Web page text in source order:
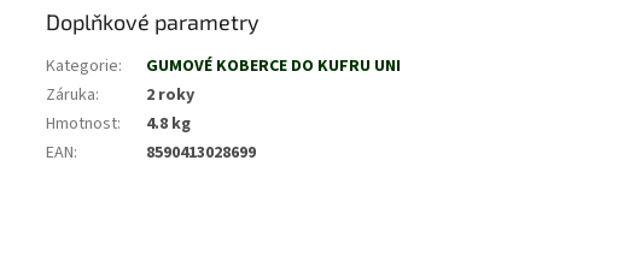
Doplňkové parametry
Kategorie:
GUMOVÉ KOBERCE DO KUFRU UNI
Záruka:
2 roky
Hmotnost:
4.8 kg
EAN: 8590413028699